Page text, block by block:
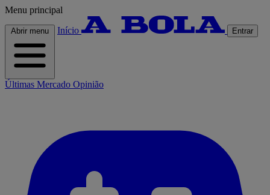
Menu principal
Abrir menu Início Entrar
Últimas Mercado Opinião